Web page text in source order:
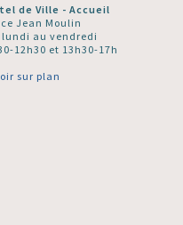
de Ville - Accueil
Jean Moulin
lundi au vendredi
12h30 et 13h30-17h
sur plan